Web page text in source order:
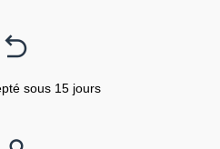
sous 15 jours